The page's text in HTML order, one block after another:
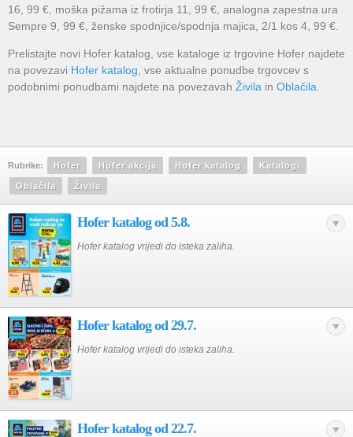
16, 99 €, moška pižama iz frotirja 11, 99 €, analogna zapestna ura
Sempre 9, 99 €, ženske spodnjice/spodnja majica, 2/1 kos 4, 99 €.
Prelistajte novi Hofer katalog, vse kataloge iz trgovine Hofer najdete
na povezavi Hofer katalog , vse aktualne ponudbe trgovcev s
podobnimi ponudbami najdete na povezavah Živila in Oblačila
Rubrike: Hofer Hofer akcija Hofer katalog Katalogi
Oblačila Živila
Hofer katalog od 5.8.
Hofer katalog vrijedi do isteka zaliha.
Hofer katalog od 29.7.
Hofer katalog vrijedi do isteka zaliha.
Hofer katalog od 22.7.